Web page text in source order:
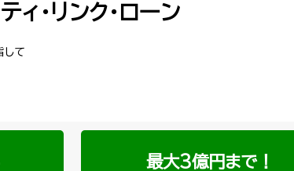
ィ・リンク・ローン
して
最大3億円まで！